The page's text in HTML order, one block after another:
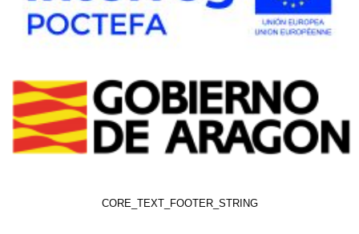
CORE_TEXT_FOOTER_STRING